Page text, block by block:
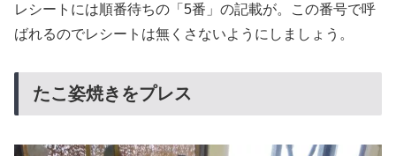
レシートには順番待ちの「5番」の記載が。この番号で呼
ばれるのでレシートは無くさないようにしましょう。
たこ姿焼きをプレス